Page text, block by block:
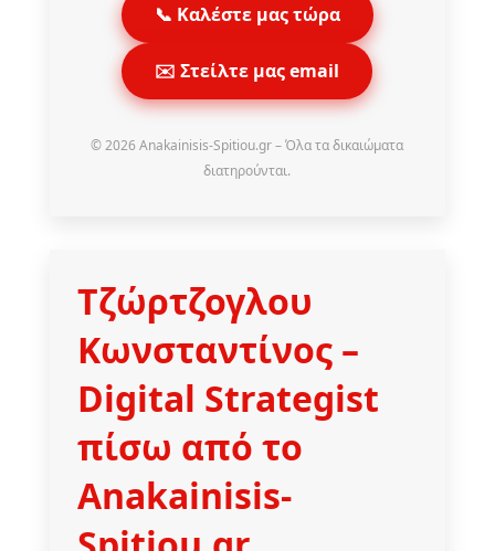
📞 Καλέστε μας τώρα
✉️ Στείλτε μας email
© 2026 Anakainisis-Spitiou.gr – Όλα τα δικαιώματα
διατηρούνται.
Τζώρτζογλου
Κωνσταντίνος –
Digital Strategist
πίσω από το
Anakainisis-